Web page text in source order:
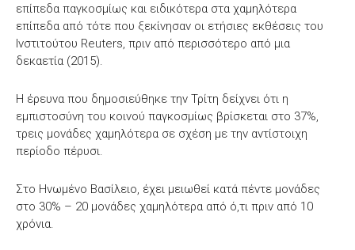
επίπεδα παγκοσμίως και ειδικότερα στα χαμηλότερα
επίπεδα από τότε που ξεκίνησαν οι ετήσιες εκθέσεις του
Ινστιτούτου Reuters, πριν από περισσότερο από μια
δεκαετία (2015).
Η έρευνα που δημοσιεύθηκε την Τρίτη δείχνει ότι η
εμπιστοσύνη του κοινού παγκοσμίως βρίσκεται στο 37%,
τρεις μονάδες χαμηλότερα σε σχέση με την αντίστοιχη
περίοδο πέρυσι.
Στο Ηνωμένο Βασίλειο, έχει μειωθεί κατά πέντε μονάδες
στο 30% – 20 μονάδες χαμηλότερα από ό,τι πριν από 10
χρόνια.